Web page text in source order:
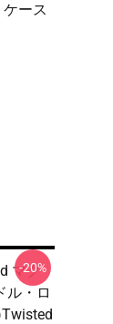
ース
マグ
ル・ロ
-20%